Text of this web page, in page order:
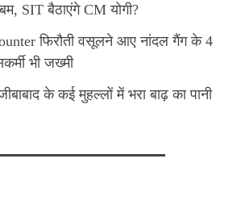
SIT बैठाएंगे CM योगी?
फिरौती वसूलने आए नांदल गैंग के 4
भी जख्मी
के कई मुहल्लों में भरा बाढ़ का पानी